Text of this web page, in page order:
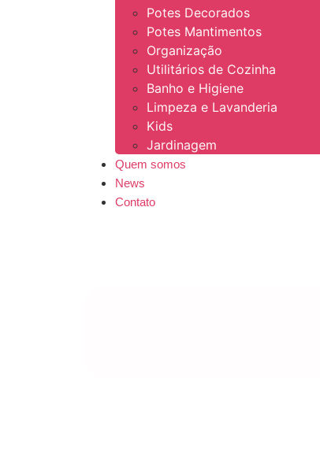
Potes Decorados
Potes Mantimentos
Organização
Utilitários de Cozinha
Banho e Higiene
Limpeza e Lavanderia
Kids
Jardinagem
Quem somos
News
Contato